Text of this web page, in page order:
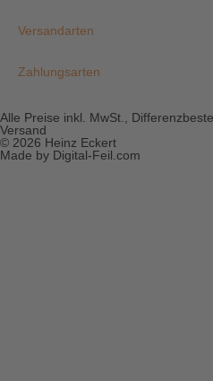
Versandarten
Zahlungsarten
Alle Preise inkl. MwSt.,
Versand
© 2026 Heinz Eckert
Made by Digital-Feil.com